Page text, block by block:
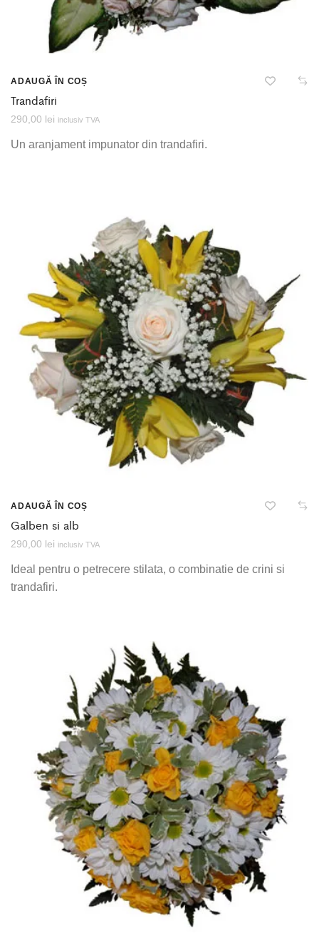
ADAUGĂ ÎN COȘ
Trandafiri
290,00 lei inclusiv TVA
Un aranjament impunator din trandafiri.
ADAUGĂ ÎN COȘ
Galben si alb
290,00 lei inclusiv TVA
Ideal pentru o petrecere stilata, o combinatie de crini si
trandafiri.